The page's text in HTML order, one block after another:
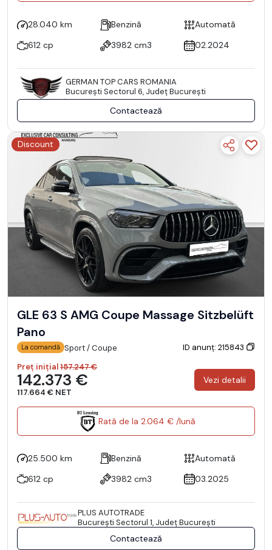
28.040 km Benzină
Automată
612 cp
3982 cm3 02.2024
GERMAN TOP CARS ROMANIA
Bucureşti Sectorul 6, Județ București
Contactează
Discount
GLE 63 S AMG Coupe Massage Sitzbelüft
Pano
La comandă Sport / Coupe
ID anunț: 215843
Preț inițial157.247 €
142.373 €
117.664 € NET
Vezi detalii
Rată de la 2.064 € /lună
25.500 km Benzină
Automată
612 cp
3982 cm3 03.2025
PLUS AUTOTRADE
Bucureşti Sectorul 1, Județ București
Contactează